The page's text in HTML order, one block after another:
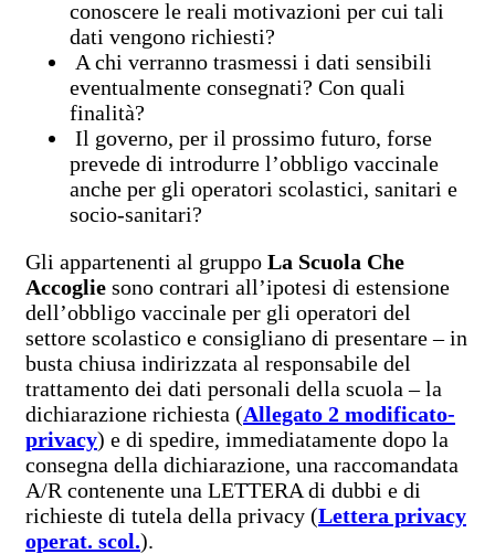
conoscere le reali motivazioni per cui tali
dati vengono richiesti?
A chi verranno trasmessi i dati sensibili
eventualmente consegnati? Con quali
finalità?
Il governo, per il prossimo futuro, forse
prevede di introdurre l’obbligo vaccinale
anche per gli operatori scolastici, sanitari e
socio-sanitari?
Gli appartenenti al gruppo La Scuola Che
Accoglie sono contrari all’ipotesi di estensione
dell’obbligo vaccinale per gli operatori del
settore scolastico e consigliano di presentare – in
busta chiusa indirizzata al responsabile del
trattamento dei dati personali della scuola – la
dichiarazione richiesta (Allegato 2 modificato-
privacy) e di spedire, immediatamente dopo la
consegna della dichiarazione, una raccomandata
A/R contenente una LETTERA di dubbi e di
richieste di tutela della privacy (Lettera privacy
operat. scol.).